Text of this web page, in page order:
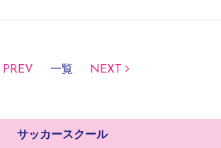
PREV 一覧 NEXT
サッカースクール